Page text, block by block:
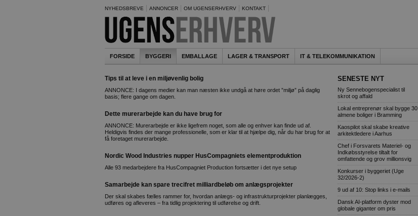
NYHEDSBREVE ANNONCER OM UGENSERHVERV KONTAKT
FORSIDE BYGGERI EMBALLAGE LAGER & TRANSPORT IT & TELEKOMMUNIKATION
Tips til at leve i en miljøvenlig bolig
ANNONCE: I dagens medier kan man næsten ikke undgå at høre ordet ”miljø” på daglig
basis; flere gange om dagen.
Dette murerarbejde kan du have brug for
ANNONCE: Murerarbejde er ikke ligefrem noget, som alle og enhver kan finde ud af.
Heldigvis findes der mange professionelle, som er klar til at hjælpe dig, når du har brug for at
få foretaget murerarbejde.
Nordic Wood Industries nupper HusCompagniets elementproduktion
Alle 93 medarbejdere fra HusCompagniet Production fortsætter i det nye setup
Samarbejde kan spare trecifret milliardbeløb om anlægsprojekter
Der skal skabes fælles rammer for, hvordan anlægs- og infrastrukturprojekter planlægges,
udføres og afleveres – fra tidlig projektering til udførelse og drift.
SENESTE NYT
Ny Sennebogenspecialist til
skrot og affald
Lokal entreprenør skal bygge 30
almene boliger i Bramming
Kaospilot skal skabe kreative
arkitektledere i Aarhus
Chef i Forsvarets Materiel- og
Indkøbsstyrelse tiltalt for
omfattende og grov millionsvig
Konkurser i byggeriet (Uge
32/2026-2)
9 ud af 10: Stop links i e-mails
Dansk AI-platform dyster mod
globale giganter om pris